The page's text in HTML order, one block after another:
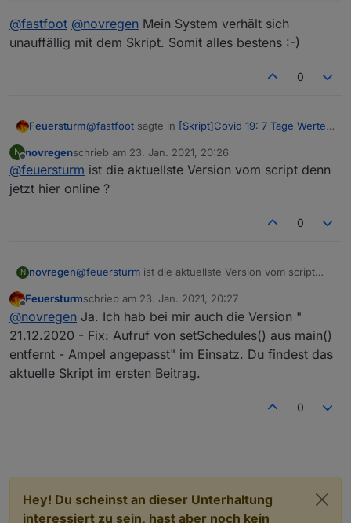
@fastfoot @novregen Mein System verhält sich
unauffällig mit dem Skript. Somit alles bestens :-)
0
Feuersturm@fastfoot sagte in [Skript]Covid 19: 7 Tage Werte
@novregensagte in[Skript]Covid 19: 7 Tage
Werte aller Landkreise
Hallo, ist das script nun Fehlerfrei bzw
Ich denke doch,@Feuersturmhat sich nicht
mehr gemeldet
@fastfoot
N
Offline
novregenschrieb am 23. Jan. 2021, 20:26
zuletzt editiert von
@feuersturm ist die aktuellste Version vom script denn
jetzt hier online ?
0
N novregen@feuersturm
Feuersturmschrieb am 23. Jan. 2021, 20:27
zuletzt editiert von
@novregen Ja. Ich hab bei mir auch die Version "
21.12.2020 - Fix: Aufruf von setSchedules() aus main()
entfernt - Ampel angepasst" im Einsatz. Du findest das
aktuelle Skript im ersten Beitrag.
0
Hey! Du scheinst an dieser Unterhaltung
interessiert zu sein, hast aber noch kein